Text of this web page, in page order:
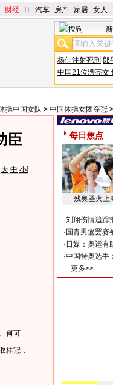
- 财经- IT-汽车- 房产-家居-女人 -
杨佳注射死刑 郎
中国21位漂亮女
操中国女队 > 中国体操女团夺冠 >
臣
大 中 小]
何可
桂冠，
每日焦点
残奥圣火上
·刘翔伤情追踪
· 国青男篮罢赛
· 日媒：奥运有
·中国特奥选手
更多>>